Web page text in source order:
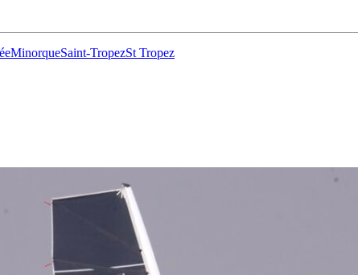
13 Fév
MinorqueSaint-TropezSt Tropez